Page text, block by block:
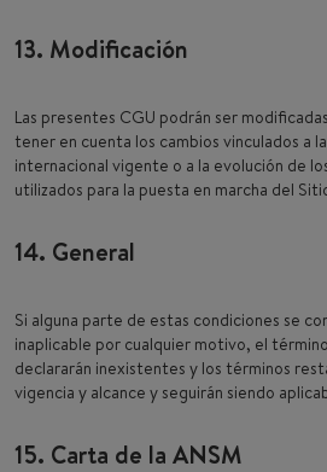
13. Modificación
Las presentes CGU podrán ser
tener en cuenta los cambios vinculados a
internacional vigente o a la evolución de
utilizados para la puesta en marcha del
14. General
Si alguna parte de estas condiciones se
inaplicable por cualquier motivo, el
declararán inexistentes y los términos
vigencia y alcance y seguirán siendo
15. Carta de la ANSM